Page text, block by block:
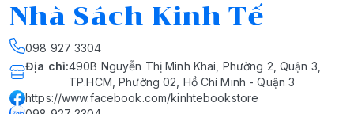
Nhà Sách Kinh Tế
098 927 3304
Địa chỉ:490B Nguyễn Thị Minh Khai, Phường 2, Quận 3,
TP.HCM, Phường 02, Hồ Chí Minh - Quận 3
https://www.facebook.com/kinhtebookstore